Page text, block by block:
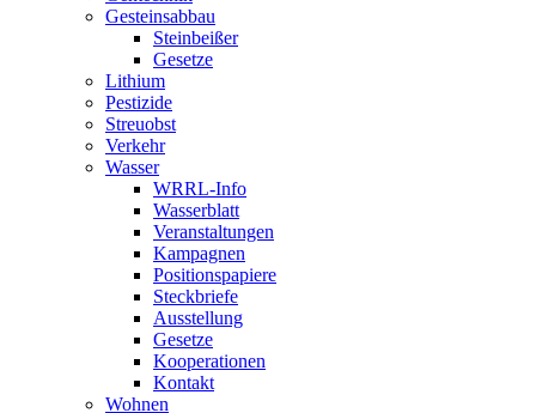
Gesteinsabbau
Steinbeißer
Gesetze
Lithium
Pestizide
Streuobst
Verkehr
Wasser
WRRL-Info
Wasserblatt
Veranstaltungen
Kampagnen
Positionspapiere
Steckbriefe
Ausstellung
Gesetze
Kooperationen
Kontakt
Wohnen